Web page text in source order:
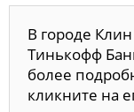
В городе
Тинькофф
более
кликните на